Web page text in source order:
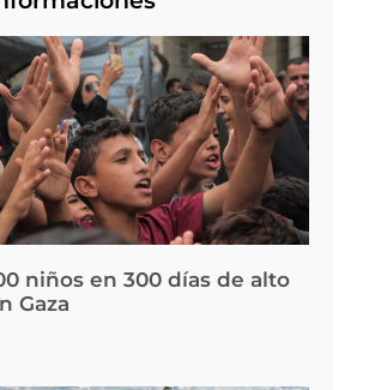
niños en 300 días de alto
Gaza